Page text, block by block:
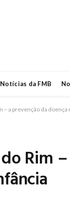
Notícias da FMB
– a prevenção da
Rim